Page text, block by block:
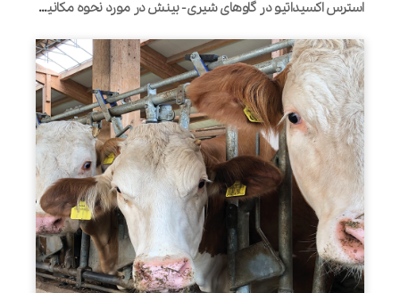
استرس اکسیداتیو در گاوهای شیری- بینش در مورد نحوه مکانیسم اقدامات و راهبردهای کاهش